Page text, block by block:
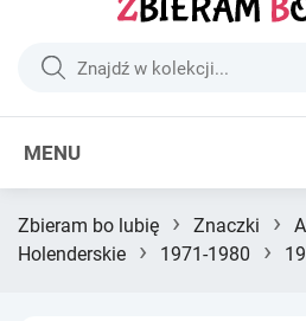
MENU
Zbieram bo lubię › Znaczki ›
Holenderskie
› 1971-1980 ›